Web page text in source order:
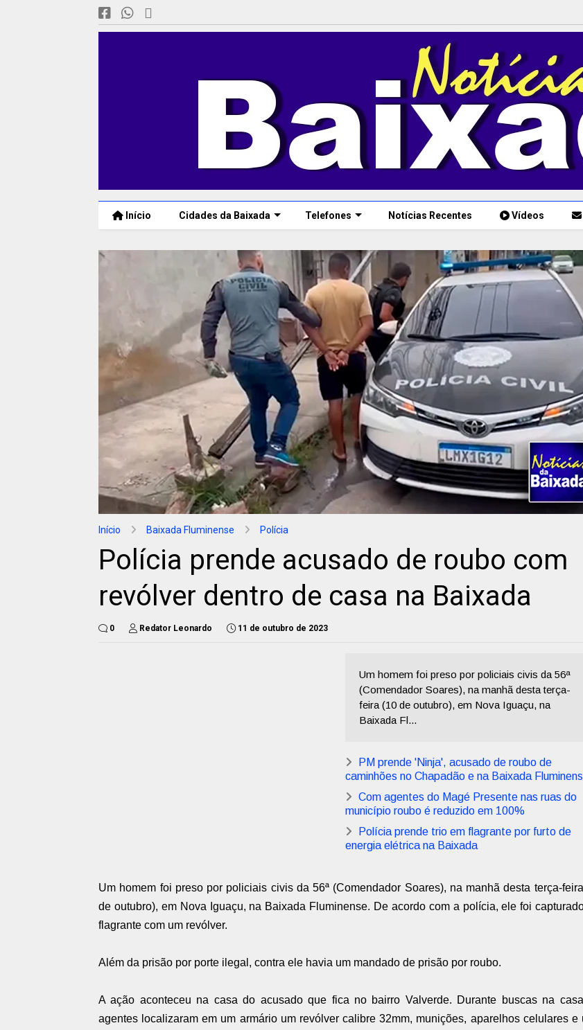
Início Cidades da Baixada Telefones Notícias Recentes Vídeos
Início Baixada Fluminense Polícia
Polícia prende acusado de roubo com
revólver dentro de casa na Baixada
0 Redator Leonardo 11 de outubro de 2023
Um homem foi preso por policiais civis da 56ª
(Comendador Soares), na manhã desta terça-
feira (10 de outubro), em Nova Iguaçu, na
Baixada Fl...
PM prende 'Ninja', acusado de roubo de
caminhões no Chapadão e na Baixada
Com agentes do Magé Presente nas ruas do
município roubo é reduzido em 100%
Polícia prende trio em flagrante por furto de
energia elétrica na Baixada
Um homem foi preso por policiais civis da 56ª (Comendador Soares), na manhã desta terça-
de outubro), em Nova Iguaçu, na Baixada Fluminense. De acordo com a polícia, ele foi
flagrante com um revólver.
Além da prisão por porte ilegal, contra ele havia um mandado de prisão por roubo.
A ação aconteceu na casa do acusado que fica no bairro Valverde. Durante buscas na
agentes localizaram em um armário um revólver calibre 32mm, munições, aparelhos celulares e